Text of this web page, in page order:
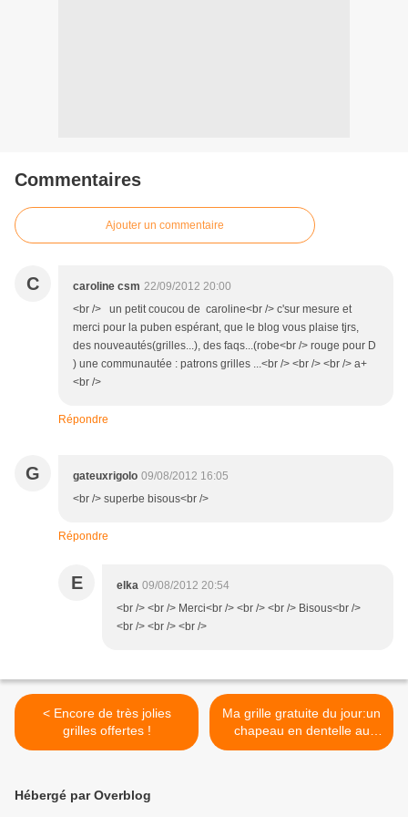
Commentaires
Ajouter un commentaire
C caroline csm 22/09/2012 20:00
<br /> un petit coucou de caroline<br /> c'sur mesure et
merci pour la puben espérant, que le blog vous plaise tjrs,
des nouveautés(grilles...), des faqs...(robe<br /> rouge pour D
) une communautée : patrons grilles ...<br /> <br /> <br /> a+
<br />
Répondre
G gateuxrigolo 09/08/2012 16:05
<br /> superbe bisous<br />
Répondre
E elka 09/08/2012 20:54
<br /> <br /> Merci<br /> <br /> <br /> Bisous<br />
<br /> <br /> <br />
< Encore de très jolies
grilles offertes !
Ma grille gratuite du jour:un
chapeau en dentelle au
ruban rose! >
Hébergé par Overblog